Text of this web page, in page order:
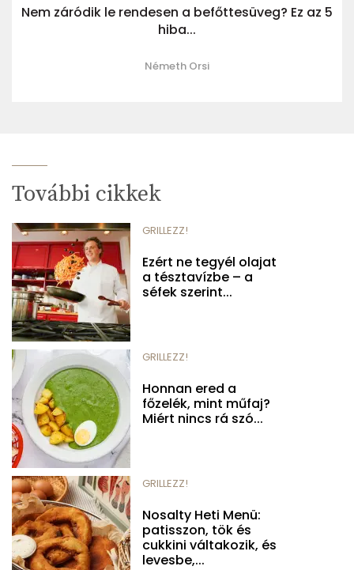
Nem záródik le rendesen a befőttesüveg? Ez az 5
hiba...
Németh Orsi
További cikkek
GRILLEZZ!
Ezért ne tegyél olajat
a tésztavízbe – a
séfek szerint...
GRILLEZZ!
Honnan ered a
főzelék, mint műfaj?
Miért nincs rá szó...
GRILLEZZ!
Nosalty Heti Menü:
patisszon, tök és
cukkini váltakozik, és
levesbe,...